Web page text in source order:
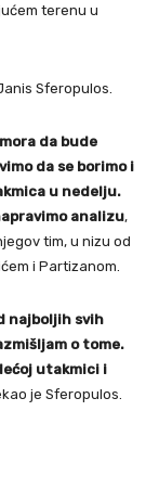
terenu u
Sferopulos.
da bude
da se borimo i
u nedelju.
analizu,
tim, u nizu od
i Partizanom.
najboljih svih
o tome.
utakmici i
je Sferopulos.